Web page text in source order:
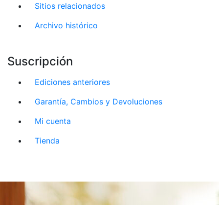
Sitios relacionados
Archivo histórico
Suscripción
Ediciones anteriores
Garantía, Cambios y Devoluciones
Mi cuenta
Tienda